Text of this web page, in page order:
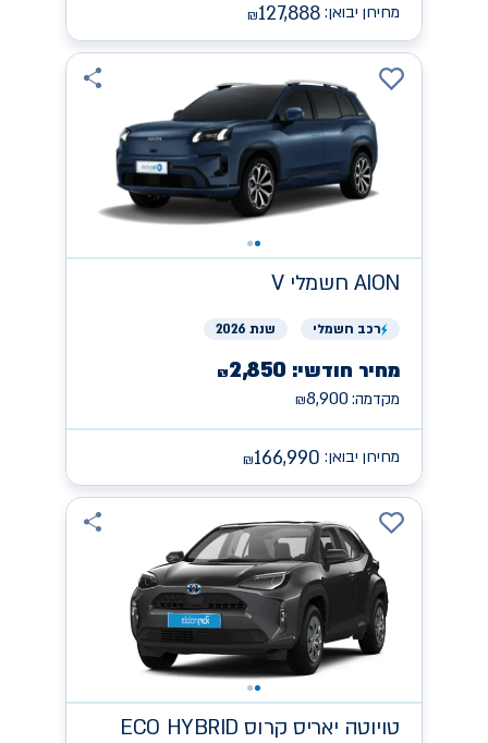
מחירון יבואן: ₪127,888
AION חשמלי V
רכב חשמלי שנת 2026
מחיר חודשי: ₪2,850
מקדמה: ₪8,900
מחירון יבואן: ₪166,990
טויוטה יאריס קרוס ECO HYBRID